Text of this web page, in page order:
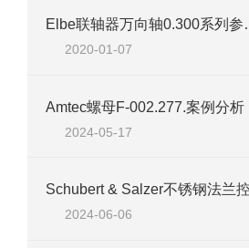
Elbe联
2020-01-07
Amtec螺母F-002.277.案例分析
2024-05-17
2024-06-06